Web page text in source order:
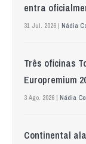
entra
31 Jul. 2026 | Nádia
Três oficinas
Europremium
3 Ago. 2026 | Nádia
Continental